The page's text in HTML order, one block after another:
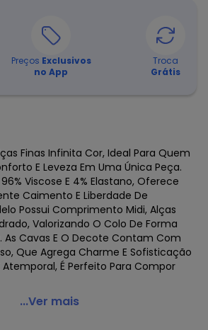
Preços Exclusivos
no App
Troca
Grátis
Finas Infinita Cor, Ideal Para Quem
E Leveza Em Uma Única Peça.
Viscose E 4% Elastano, Oferece
Caimento E Liberdade De
Possui Comprimento Midi, Alças
Valorizando O Colo De Forma
As Cavas E O Decote Contam Com
Que Agrega Charme E Sofisticação
Atemporal, É Perfeito Para Compor
Midi com Alças Finas Branco
...Ver mais